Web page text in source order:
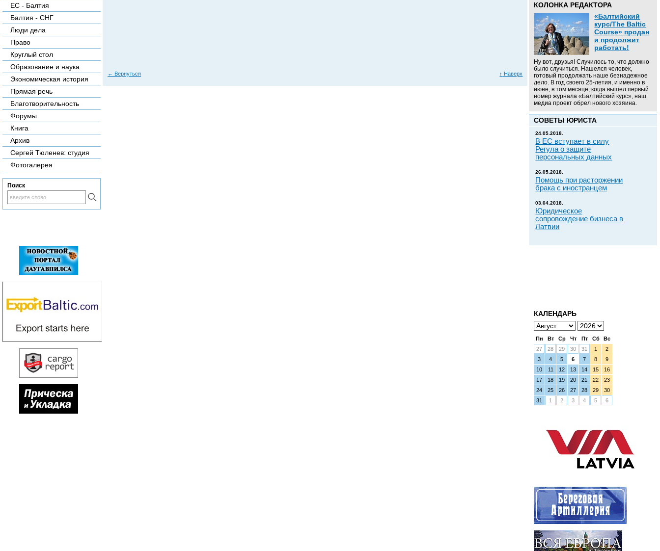
← Вернуться ↑ Наверх
ЕС - Балтия
Балтия - СНГ
Люди дела
Право
Круглый стол
Образование и наука
Экономическая история
Прямая речь
Благотворительность
Форумы
Книга
Архив
Сергей Тюленев: студия
Фотогалерея
Поиск
КОЛОНКА РЕДАКТОРА
«Балтийский
курс/The Baltic
Course» продан
и продолжит
работать!
Ну вот, друзья! Случилось то, что должно
было случиться. Нашелся человек,
готовый продолжать наше безнадежное
дело. В год своего 25-летия, и именно в
июне, в том месяце, когда вышел первый
номер журнала «Балтийский курс», наш
медиа проект обрел нового хозяина.
СОВЕТЫ ЮРИСТА
24.05.2018.
В ЕС вступает в силу
Регула о защите
персональных данных
26.05.2018.
Помощь при расторжении
брака с иностранцем
03.04.2018.
Юридическое
сопровождение бизнеса в
Латвии
КАЛЕНДАРЬ
Пн Вт Ср Чт Пт Сб
Вс
27
28 29 30 31 1
2
3
4 5 6 7 8
9
10
11 12 13 14 15
16
17
18 19 20 21 22
23
24
25 26 27 28 29
30
31
1 2 3 4 5 6